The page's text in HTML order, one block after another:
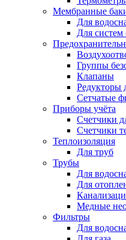
Мембранные
Для
Для систем
Группы
Клапаны
Редукторы
Сетчатые
Приборы учёта
Счетчики
Счетчики
Теплоизоляция
Для труб
Трубы
Для
Для
Медные
Фильтры
Для